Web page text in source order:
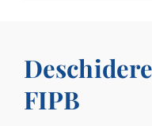
ServiciiFIPB